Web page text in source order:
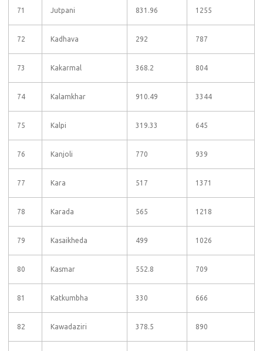
71 Jutpani 831.96 1255
72 Kadhava 292 787
73 Kakarmal 368.2 804
74 Kalamkhar 910.49 3344
75 Kalpi 319.33 645
76 Kanjoli 770 939
77 Kara 517 1371
78 Karada 565 1218
79 Kasaikheda 499 1026
80 Kasmar 552.8 709
81 Katkumbha 330 666
82 Kawadaziri 378.5 890